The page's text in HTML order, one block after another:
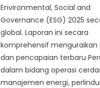
Environmental, Social and
Governance (ESG) 2025
global. Laporan ini secara
komprehensif menguraikan
dan pencapaian terbaru
dalam bidang operasi
manajemen energi,